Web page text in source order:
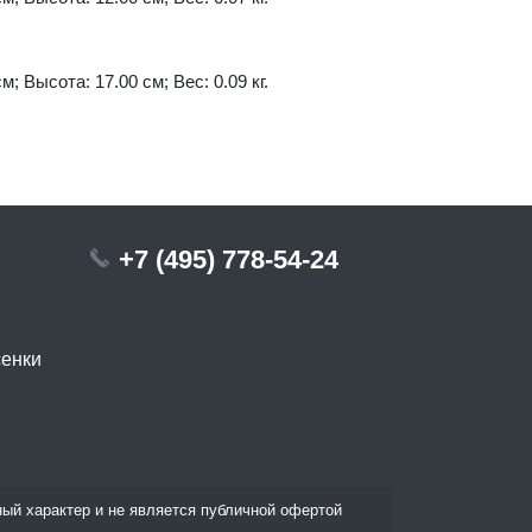
Высота: 17.00 см; Вес: 0.09 кг.
+7 (495) 778-54-24
характер и не является публичной офертой